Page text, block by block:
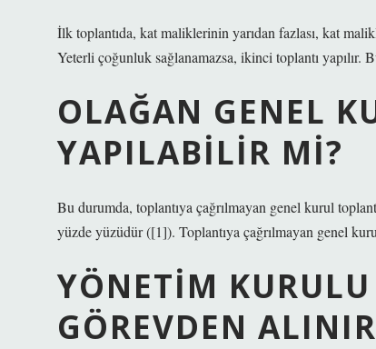
İlk toplantıda, kat maliklerinin yarıdan fazlası, kat
Yeterli çoğunluk sağlanamazsa, ikinci toplantı yapılır.
OLAĞAN GENEL
YAPILABILIR MI?
Bu durumda, toplantıya çağrılmayan genel kurul
yüzde yüzüdür ([1]). Toplantıya çağrılmayan genel
YÖNETIM
GÖREVDEN